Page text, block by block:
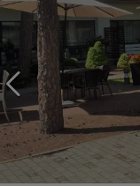
Līdz